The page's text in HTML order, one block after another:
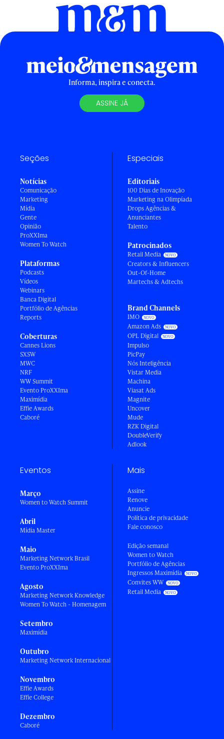
Informa, inspira e conecta.
ASSINE JÁ
Seções
Notícias
Comunicação
Marketing
Mídia
Gente
Opinião
ProXXIma
Women To Watch
Plataformas
Podcasts
Vídeos
Webinars
Banca Digital
Portfólio de Agências
Reports
Coberturas
Cannes Lions
SXSW
MWC
NRF
WW Summit
Evento ProXXIma
Maximídia
Effie Awards
Caboré
Especiais
Editoriais
100 Dias de Inovação
Marketing na Olimpíada
Drops Agências &
Anunciantes
Talento
Patrocinados
Retail Media
Creators & Influencers
Out-Of-Home
Martechs & Adtechs
Brand Channels
IMO
Amazon Ads
OPL Digital
Impulso
PicPay
Nós Inteligência
Vistar Media
Machina
Viasat Ads
Magnite
Uncover
Mude
RZK Digital
DoubleVerify
Adlook
Eventos
Março
Women to Watch Summit
Abril
Mídia Master
Maio
Marketing Network Brasil
Evento ProXXIma
Agosto
Marketing Network Knowledge
Women To Watch - Homenagem
Setembro
Maximídia
Outubro
Marketing Network Internacional
Novembro
Effie Awards
Effie College
Dezembro
Caboré
Mais
Assine
Renove
Anuncie
Política de privacidade
Fale conosco
Edição semanal
Women to Watch
Portfólio de Agências
Ingressos Maximídia
Convites WW
Retail Media